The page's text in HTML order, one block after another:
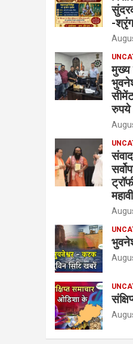
-
रुपये